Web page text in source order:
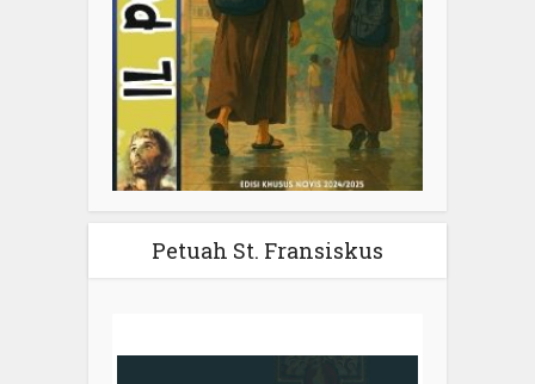
Petuah St. Fransiskus